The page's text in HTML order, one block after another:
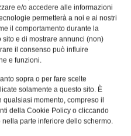
e/o accedere alle informazioni
permetterà a noi e ai nostri
il comportamento durante la
e di mostrare annunci (non)
il consenso può influire
e funzioni.
sopra o per fare scelte
solamente a questo sito. È
momento, compreso il
della Cookie Policy o cliccando
parte inferiore dello schermo.
WEB